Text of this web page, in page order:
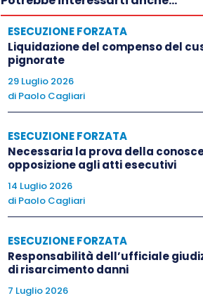
esecuzione e, in particolare, dall’art.
Il Tribunale di Matera rigettava
cassazione.
[1] La Corte di cassazione ha
avvenuto in un luogo – il cantiere
all’impresa individuale di cui era
comma 1, c.p.c. e, dall’altro lato, non
disponibilità che di tali beni
eventualmente dovuto contestare
ESECUZIONE FORZATA
Liquidazione del compenso del
pignorate
29 Luglio 2026
di Paolo Cagliari
ESECUZIONE FORZATA
Necessaria la prova della
opposizione agli atti esecutivi
14 Luglio 2026
di Paolo Cagliari
ESECUZIONE FORZATA
Responsabilità dell’ufficiale
di risarcimento danni
7 Luglio 2026